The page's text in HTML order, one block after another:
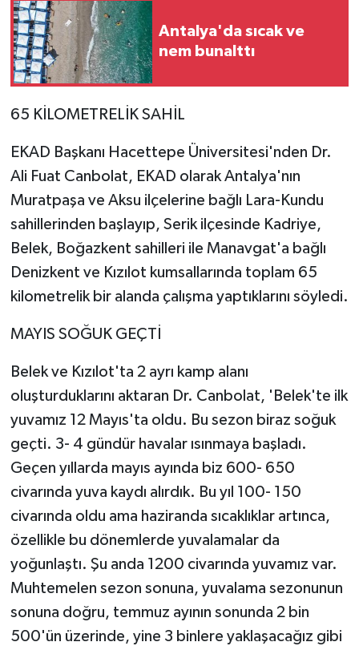
Antalya'da sıcak ve
nem bunalttı
65 KİLOMETRELİK SAHİL
EKAD Başkanı Hacettepe Üniversitesi'nden Dr.
Ali Fuat Canbolat, EKAD olarak Antalya'nın
Muratpaşa ve Aksu ilçelerine bağlı Lara-Kundu
sahillerinden başlayıp, Serik ilçesinde Kadriye,
Belek, Boğazkent sahilleri ile Manavgat'a bağlı
Denizkent ve Kızılot kumsallarında toplam 65
kilometrelik bir alanda çalışma yaptıklarını söyledi.
MAYIS SOĞUK GEÇTİ
Belek ve Kızılot'ta 2 ayrı kamp alanı
oluşturduklarını aktaran Dr. Canbolat, 'Belek'te ilk
yuvamız 12 Mayıs'ta oldu. Bu sezon biraz soğuk
geçti. 3- 4 gündür havalar ısınmaya başladı.
Geçen yıllarda mayıs ayında biz 600- 650
civarında yuva kaydı alırdık. Bu yıl 100- 150
civarında oldu ama haziranda sıcaklıklar artınca,
özellikle bu dönemlerde yuvalamalar da
yoğunlaştı. Şu anda 1200 civarında yuvamız var.
Muhtemelen sezon sonuna, yuvalama sezonunun
sonuna doğru, temmuz ayının sonunda 2 bin
500'ün üzerinde, yine 3 binlere yaklaşacağız gibi